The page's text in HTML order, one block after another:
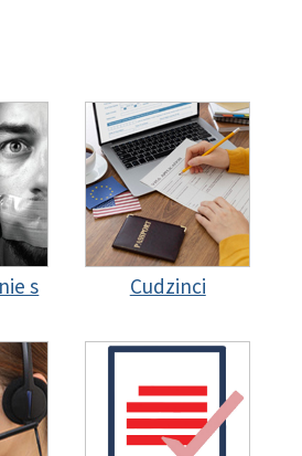
s
Cudzinci